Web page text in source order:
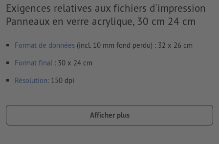
Exigences relatives aux fichiers d'impression
Panneaux en verre acrylique, 30 cm 24 cm
Format de données (incl. 10 mm fond perdu) : 32 x 26 cm
Format final : 30 x 24 cm
Résolution: 150 dpi
Les polices de caractèresdoivent être incorporées ou les textes
Afficher plus